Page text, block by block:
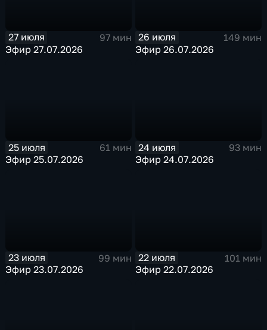
27 июля
97 мин
Эфир 27.07.2026
26 июля
149 мин
Эфир 26.07.2026
25 июля
61 мин
Эфир 25.07.2026
24 июля
93 мин
Эфир 24.07.2026
23 июля
99 мин
Эфир 23.07.2026
22 июля
101 мин
Эфир 22.07.2026